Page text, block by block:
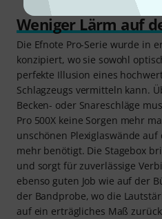
Weniger Lärm auf
Die Efnote Pro-Serie wurde in
konzipiert, wo sie sowohl
perfekte Illusion eines
Schlagzeugs vermitteln kann.
Becken- oder Snareschläge
Pro 500X keine Sorgen mehr
unschönen Plexiglaswände
mehr benötigt. Die Stagebox
und sorgt für zuverlässige
ebenso guten Job wie auf der
der Bandprobe, wo die
auf ein erträgliches Maß